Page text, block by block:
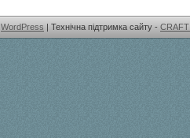
WordPress | Технічна підтримка сайту -